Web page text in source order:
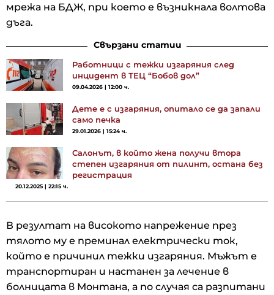
мрежа на БДЖ, при което е възникнала волтова
дъга.
Свързани статии
Работници с тежки изгаряния след
инцидент в ТЕЦ “Бобов дол”
09.04.2026 | 12:00 ч.
Дете е с изгаряния, опитало се да запали
само печка
29.01.2026 | 15:24 ч.
Салонът, в който жена получи втора
степен изгаряния от пилинт, остана без
регистрация
20.12.2025 | 22:15 ч.
В резултат на високото напрежение през
тялото му е преминал електрически ток,
който е причинил тежки изгаряния. Мъжът е
транспортиран и настанен за лечение в
болницата в Монтана, а по случая са разпитани